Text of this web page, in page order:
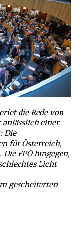
die Rede von
anlässlich einer
Die
für Österreich,
FPÖ hingegen,
Licht
gescheiterten